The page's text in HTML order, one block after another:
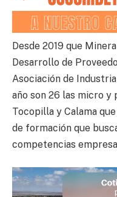
Desde 2019 que
Desarrollo de
Asociación de
año son 26 las micro y
Tocopilla y Calama
de formación que
competencias